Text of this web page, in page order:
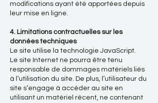
modifications ayant été apportées depuis
leur mise en ligne.
4. Limitations contractuelles sur les
données techniques
Le site utilise la technologie JavaScript.
Le site Internet ne pourra être tenu
responsable de dommages matériels liés
à l’utilisation du site. De plus, l’utilisateur du
site s’engage à accéder au site en
utilisant un matériel récent, ne contenant